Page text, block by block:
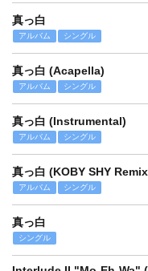
真っ白
アルバム シングル
真っ白 (Acapella)
アルバム シングル
真っ白 (Instrumental)
アルバム シングル
真っ白 (KOBY SHY
アルバム シングル
真っ白
シングル